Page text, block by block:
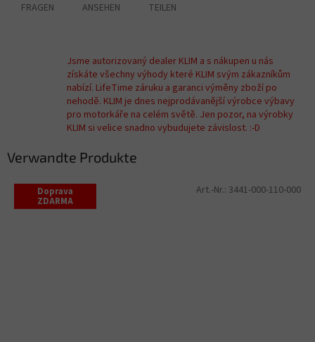
FRAGEN ANSEHEN TEILEN
Jsme autorizovaný dealer KLIM a s nákupen u nás
získáte všechny výhody které KLIM svým zákazníkům
nabízí. LifeTime záruku a garanci výměny zboží po
nehodě. KLIM je dnes nejprodávanější výrobce výbavy
pro motorkáře na celém světě. Jen pozor, na výrobky
KLIM si velice snadno vybudujete závislost. :-D
Verwandte Produkte
Doprava
ZDARMA
Art.-Nr.: 3441-000-110-000